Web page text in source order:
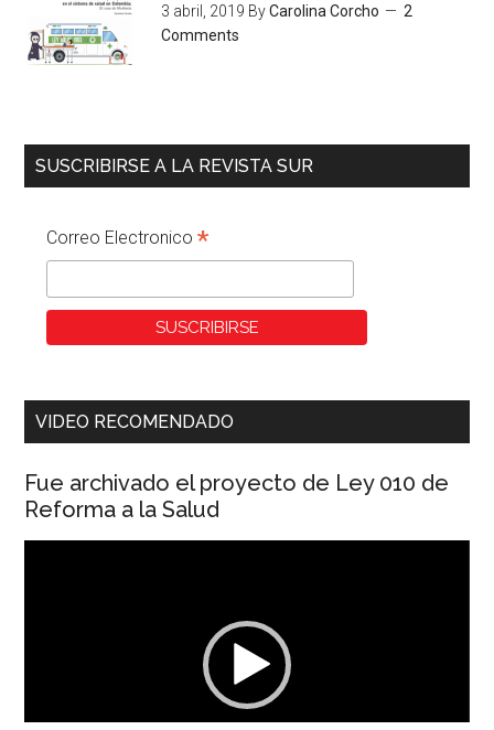
3 abril, 2019 ByCarolina Corcho
2
Comments
SUSCRIBIRSE A LA REVISTA SUR
Correo Electronico*
VIDEO RECOMENDADO
Fue archivado el proyecto de Ley 010 de
Reforma a la Salud